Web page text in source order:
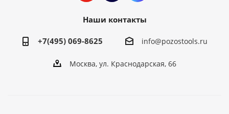
Наши контакты
+7(495) 069-8625 info@pozostools.ru
Москва, ул. Краснодарская, 66